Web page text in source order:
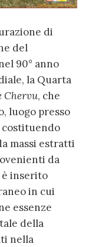
di
del
90° anno
la Quarta
Chervu, che
luogo presso
costituendo
massi estratti
da
è inserito
in cui
essenze
della
nella